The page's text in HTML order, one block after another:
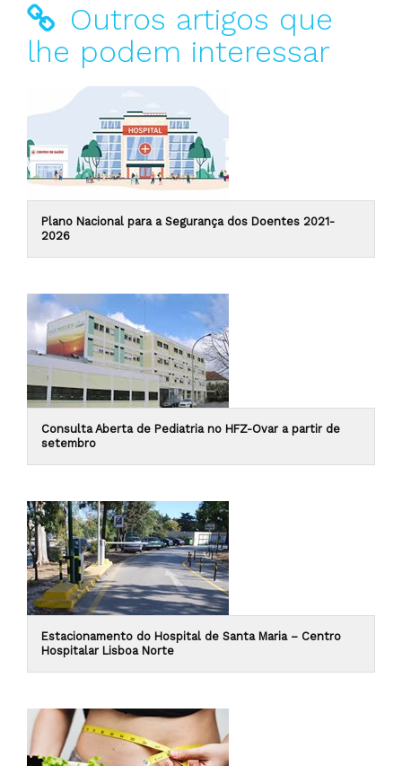
Outros artigos que
lhe podem interessar
Plano Nacional para a Segurança dos Doentes 2021-
2026
Consulta Aberta de Pediatria no HFZ-Ovar a partir de
setembro
Estacionamento do Hospital de Santa Maria – Centro
Hospitalar Lisboa Norte